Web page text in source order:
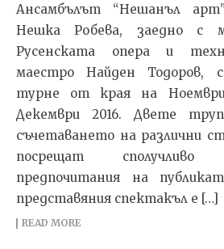
Ансамбълът “Нешанъл
Нешка Робева, заедно с
Русенската опера и
маестро Найден Тодоров,
турне от края на
Декември 2016. Двете
съчетаването на различни
посрещат сполучливо
предпочитания на
представяния спектакъл е […]
READ MORE